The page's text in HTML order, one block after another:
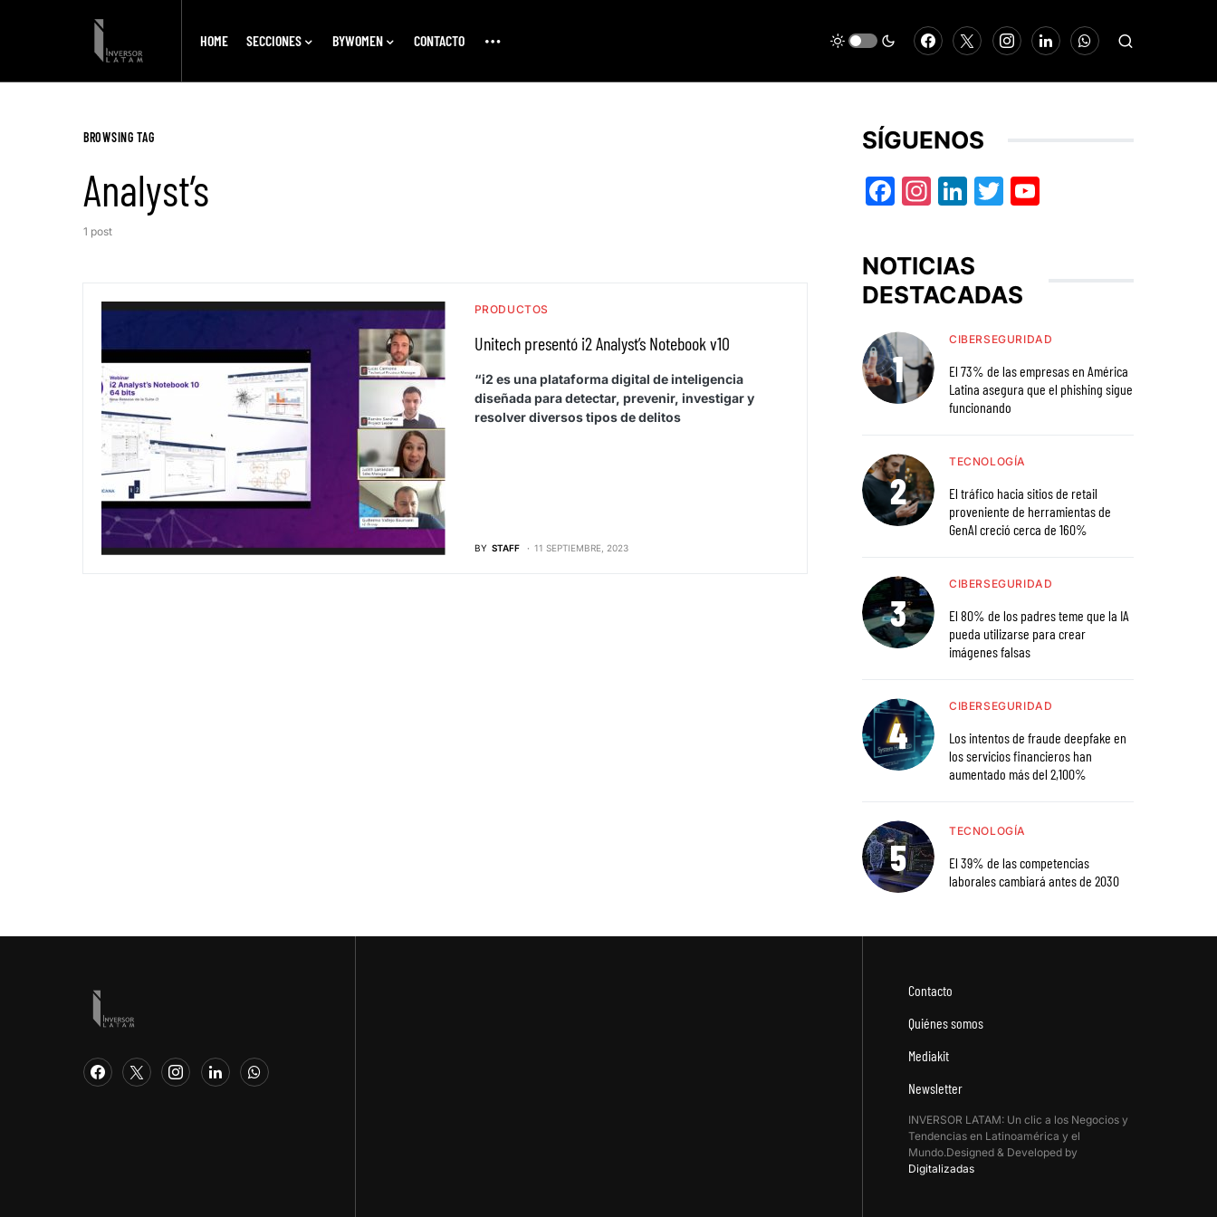
HOME SECCIONES BYWOMEN CONTACTO
BROWSING TAG
Analyst’s
1 post
PRODUCTOS
Unitech presentó i2 Analyst’s Notebook v10
“i2 es una plataforma digital de inteligencia
diseñada para detectar, prevenir, investigar y
resolver diversos tipos de delitos
BY STAFF 11 SEPTIEMBRE, 2023
SÍGUENOS
Facebook
Instagram
LinkedIn
Twitter
NOTICIAS
DESTACADAS
CIBERSEGURIDAD
El 73% de las empresas en América
Latina asegura que el phishing sigue
funcionando
TECNOLOGÍA
El tráfico hacia sitios de retail
proveniente de herramientas de
GenAI creció cerca de 160%
CIBERSEGURIDAD
El 80% de los padres teme que la IA
pueda utilizarse para crear
imágenes falsas
CIBERSEGURIDAD
Los intentos de fraude deepfake en
los servicios financieros han
aumentado más del 2,100%
TECNOLOGÍA
El 39% de las competencias
laborales cambiará antes de 2030
Contacto
Quiénes somos
Mediakit
Newsletter
INVERSOR LATAM: Un clic a los Negocios y
Tendencias en Latinoamérica y el
Mundo.Designed & Developed by
Digitalizadas